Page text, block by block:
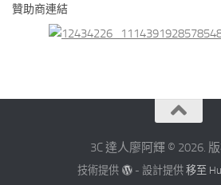
贊助商連結
3C 達人廖阿輝 © 2026.
技術提供 - 設計提供 移至